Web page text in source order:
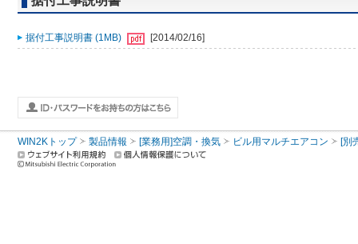
据付工事説明書 (1MB) [2014/02/16]
WIN2Kトップ 製品情報 [業務用]空調・換気 ビル用マルチエアコン [別